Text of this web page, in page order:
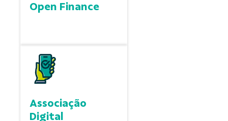
Open Finance
Associação
Digital